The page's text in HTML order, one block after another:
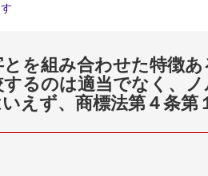
を組み合わせた特徴
るのは適当でなく、
えず、商標法第４条第